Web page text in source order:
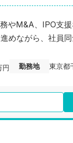
やM&A、IPO支
めながら、社員
円 勤務地 東京都